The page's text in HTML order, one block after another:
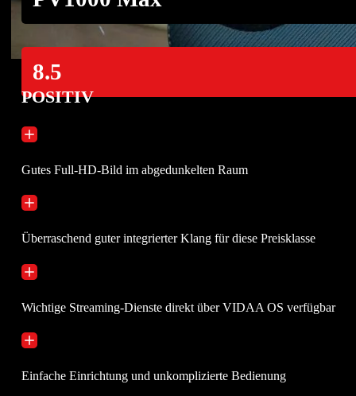
8.5
POSITIV
Gutes Full-HD-Bild im abgedunkelten Raum
Überraschend guter integrierter Klang für diese Preisklasse
Wichtige Streaming-Dienste direkt über VIDAA OS verfügbar
Einfache Einrichtung und unkomplizierte Bedienung